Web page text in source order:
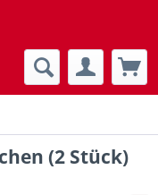
(2 Stück)